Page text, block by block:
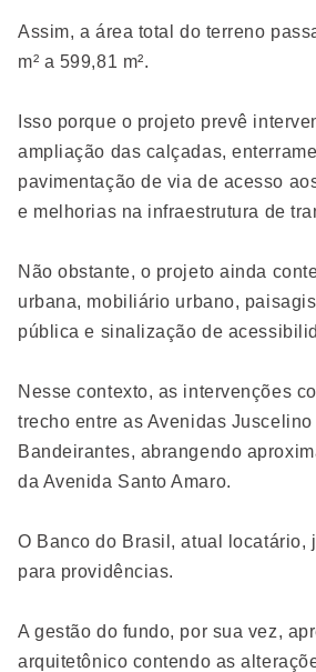
Assim, a área total do terreno
m² a 599,81 m².
Isso porque o projeto prevê
ampliação das calçadas,
pavimentação de via de acesso
e melhorias na infraestrutura de
Não obstante, o projeto ainda
urbana, mobiliário urbano,
pública e sinalização de
Nesse contexto, as intervenções
trecho entre as Avenidas
Bandeirantes, abrangendo
da Avenida Santo Amaro.
O Banco do Brasil, atual locatário,
para providências.
A gestão do fundo, por sua vez,
arquitetônico contendo as